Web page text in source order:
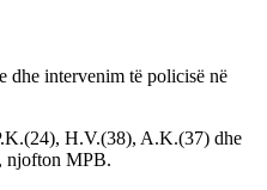
dhe intervenim të policisë në
H.V.(38), A.K.(37) dhe
njofton MPB.